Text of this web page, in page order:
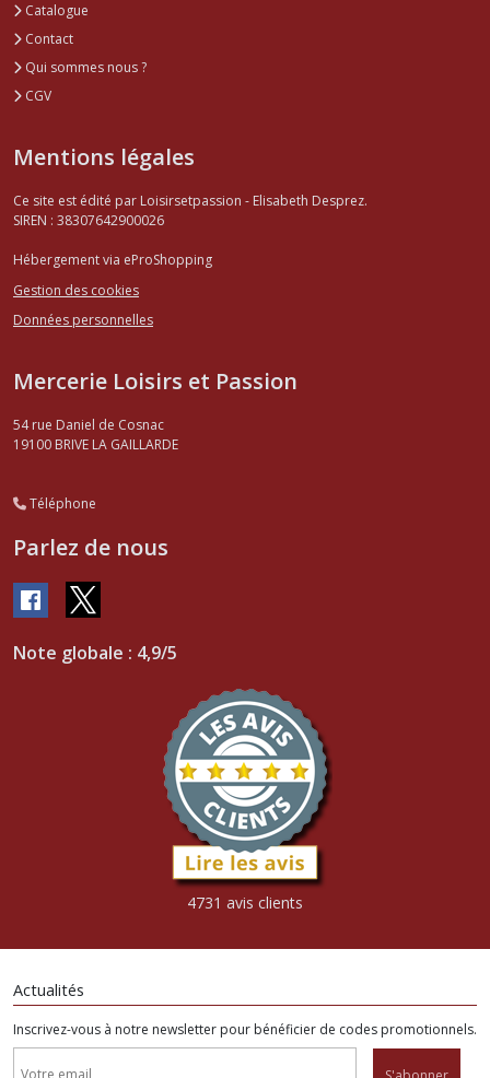
Catalogue
Contact
Qui sommes nous ?
CGV
Mentions légales
Ce site est édité par Loisirsetpassion - Elisabeth Desprez.
SIREN : 38307642900026
Hébergement via eProShopping
Gestion des cookies
Données personnelles
Mercerie Loisirs et Passion
54 rue Daniel de Cosnac
19100 BRIVE LA GAILLARDE
Téléphone
Parlez de nous
Note globale : 4,9/5
4731 avis clients
Actualités
Inscrivez-vous à notre newsletter pour bénéficier de codes promotionnels.